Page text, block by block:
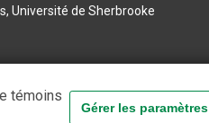
Université de Sherbrooke
témoins
Gérer les paramètres